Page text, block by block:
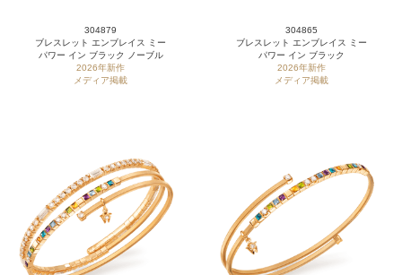
304879
ブレスレット エンブレイス ミー
パワー イン ブラック ノーブル
2026年新作
メディア掲載
304865
ブレスレット エンブレイス ミー
パワー イン ブラック
2026年新作
メディア掲載